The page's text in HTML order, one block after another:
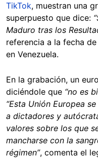
TikTok, muestran una
superpuesto que dice:
Maduro tras los
referencia a la fecha
en Venezuela.
En la grabación, un
diciéndole que “no es
“Esta Unión Europea
a dictadores y
valores sobre los que
mancharse con la
régimen”, comenta el